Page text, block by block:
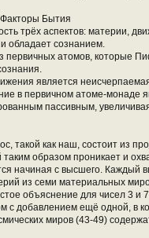
Бытия
трёх аспектов: материи,
обладает сознанием.
первичных атомов, которые
является
в первичном атоме-
пассивным,
такой как наш, состоит из
образом проникает и
начиная с высшего. Каждый
из семи материальных
объяснение для чисел 3 и
с добавлением ещё одной, в
миров (43-49)